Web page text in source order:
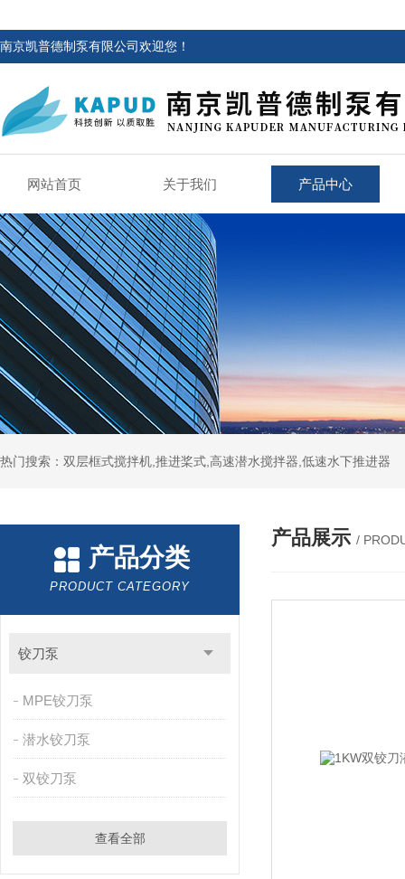
南京凯普德制泵有限公司欢迎您！
网站首页 关于我们 产品中心
热门搜索：双层框式搅拌机,推进桨式,高速潜水搅拌器,低速水下推进器
产品分类
PRODUCT CATEGORY
铰刀泵
MPE铰刀泵
潜水铰刀泵
双铰刀泵
查看全部
产品展示 /